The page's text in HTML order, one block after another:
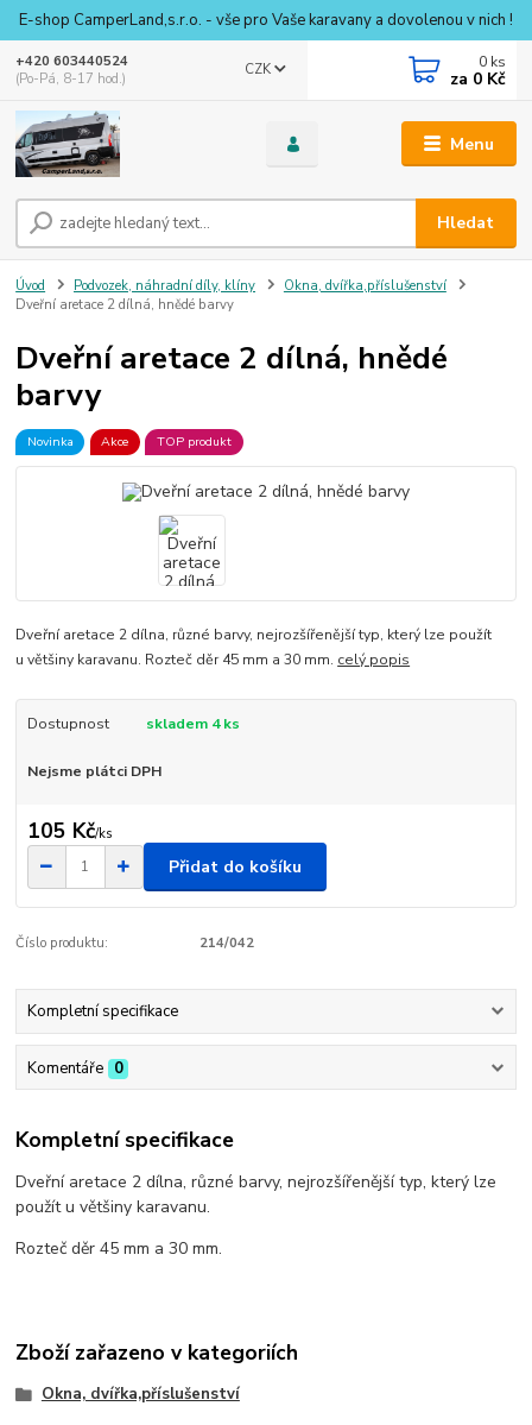
E-shop CamperLand,s.r.o. - vše pro Vaše karavany a dovolenou v nich !
Menu
CZK
Hledat
+420 603440524
(Po-Pá, 8-17 hod.)
0 ks
za 0 Kč
Úvod Podvozek, náhradní díly, klíny
Okna, dvířka,příslušenství
Dveřní aretace 2 dílná, hnědé barvy
Dveřní aretace 2 dílná, hnědé
barvy
Novinka Akce TOP produkt
Dveřní aretace 2 dílna, různé barvy, nejrozšířenější typ, který lze použít
u většiny karavanu. Rozteč děr 45 mm a 30 mm. celý popis
Dostupnost skladem 4 ks
Nejsme plátci DPH
105 Kč/ks
Přidat do košíku
Číslo produktu: 214/042
Kompletní specifikace
Komentáře 0
Kompletní specifikace
Dveřní aretace 2 dílna, různé barvy, nejrozšířenější typ, který lze
použít u většiny karavanu.
Rozteč děr 45 mm a 30 mm.
Zboží zařazeno v kategoriích
Okna, dvířka,příslušenství